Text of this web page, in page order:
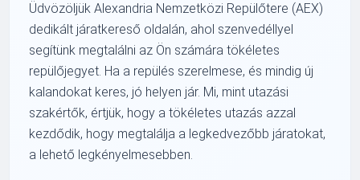
Üdvözöljük Alexandria Nemzetközi Repülőtere (AEX)
dedikált járatkereső oldalán, ahol szenvedéllyel
segítünk megtalálni az Ön számára tökéletes
repülőjegyet. Ha a repülés szerelmese, és mindig új
kalandokat keres, jó helyen jár. Mi, mint utazási
szakértők, értjük, hogy a tökéletes utazás azzal
kezdődik, hogy megtalálja a legkedvezőbb járatokat,
a lehető legkényelmesebben.